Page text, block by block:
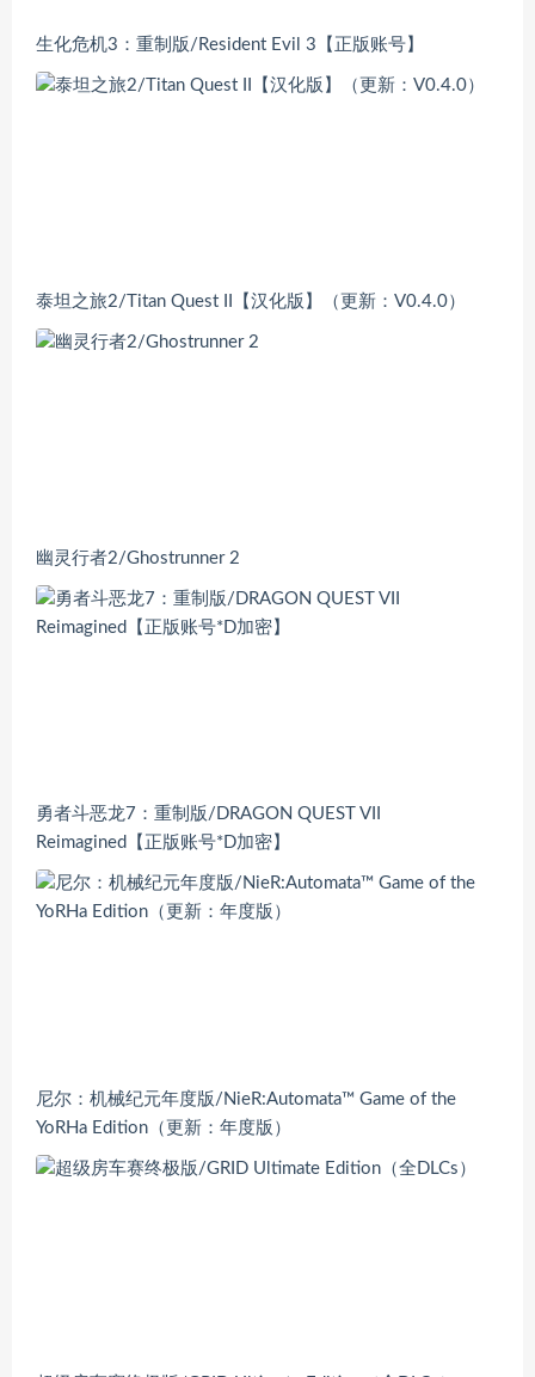
生化危机3：重制版/Resident Evil 3【正版账号】
泰坦之旅2/Titan Quest II【汉化版】（更新：V0.4.0）
幽灵行者2/Ghostrunner 2
勇者斗恶龙7：重制版/DRAGON QUEST VII
Reimagined【正版账号*D加密】
尼尔：机械纪元年度版/NieR:Automata™ Game of the
YoRHa Edition（更新：年度版）